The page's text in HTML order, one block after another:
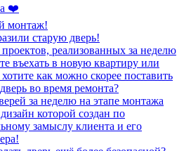
❤️
монтаж!
старую дверь!
реализованных за неделю
въехать в новую квартиру или
как можно скорее поставить
во время ремонта?
за неделю на этапе монтажа
которой создан по
замыслу клиента и его